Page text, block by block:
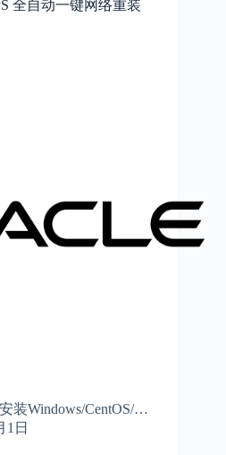
全自动一键网络重装
装Windows/CentOS/…
1日